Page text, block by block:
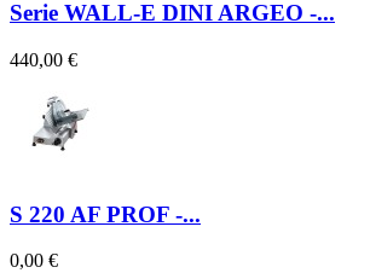
Serie WALL-E DINI ARGEO -...
440,00 €
S 220 AF PROF -...
0,00 €